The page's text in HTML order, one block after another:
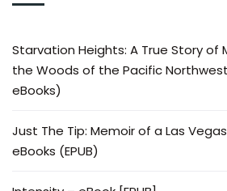
Starvation Heights: A True Story of
the Woods of the Pacific Northwest :
eBooks)
Just The Tip: Memoir of a Las
eBooks (EPUB)